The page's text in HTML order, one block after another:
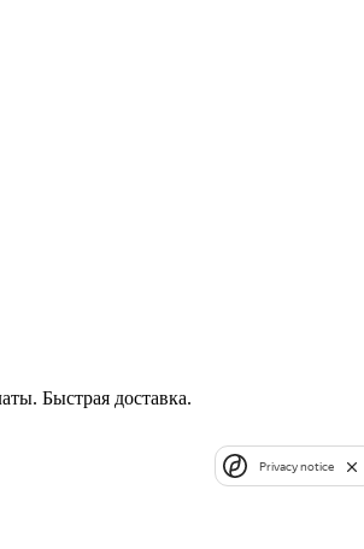
Быстрая доставка.
Privacy notice